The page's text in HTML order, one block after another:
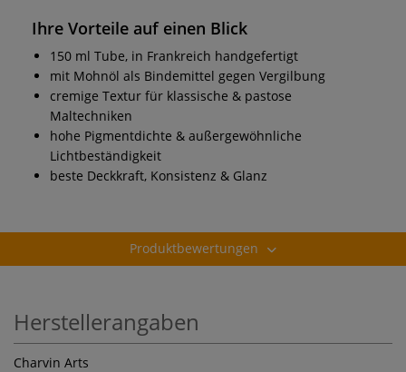
Ihre Vorteile auf einen Blick
150 ml Tube, in Frankreich handgefertigt
mit Mohnöl als Bindemittel gegen Vergilbung
cremige Textur für klassische & pastose
Maltechniken
hohe Pigmentdichte & außergewöhnliche
Lichtbeständigkeit
beste Deckkraft, Konsistenz & Glanz
Produktbewertungen
Herstellerangaben
Charvin Arts